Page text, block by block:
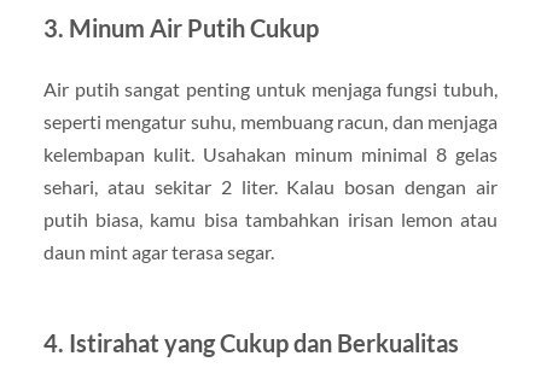
3. Minum Air Putih Cukup
Air putih sangat penting untuk menjaga fungsi tubuh,
seperti mengatur suhu, membuang racun, dan menjaga
kelembapan kulit. Usahakan minum minimal 8 gelas
sehari, atau sekitar 2 liter. Kalau bosan dengan air
putih biasa, kamu bisa tambahkan irisan lemon atau
daun mint agar terasa segar.
4. Istirahat yang Cukup dan Berkualitas